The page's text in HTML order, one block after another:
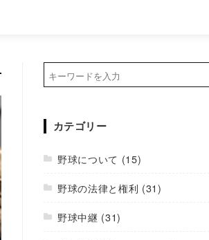
カテゴリー
野球について (15)
野球の法律と権利 (31)
野球中継 (31)